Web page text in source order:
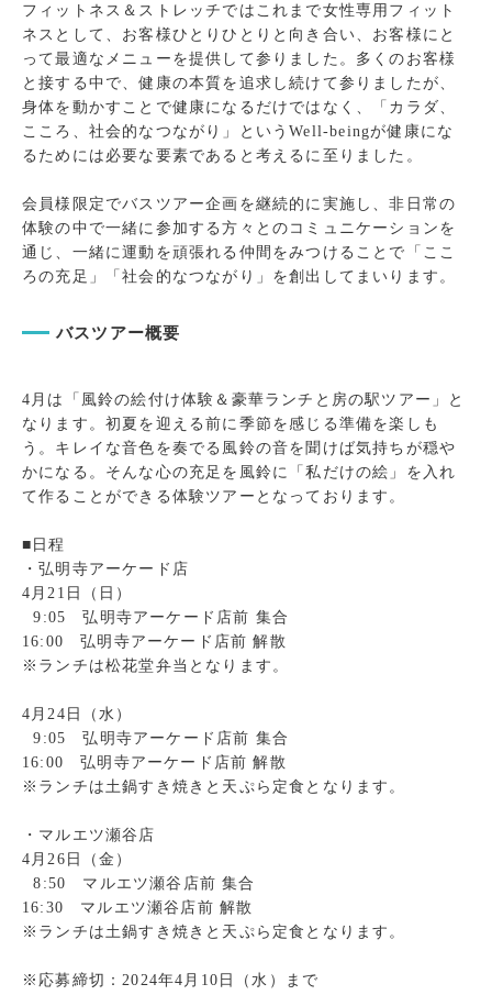
フィットネス＆ストレッチではこれまで女性専用フィット
ネスとして、お客様ひとりひとりと向き合い、お客様にと
って最適なメニューを提供して参りました。多くのお客様
と接する中で、健康の本質を追求し続けて参りましたが、
身体を動かすことで健康になるだけではなく、「カラダ、
こころ、社会的なつながり」というWell-beingが健康にな
るためには必要な要素であると考えるに至りました。
会員様限定でバスツアー企画を継続的に実施し、非日常の
体験の中で一緒に参加する方々とのコミュニケーションを
通じ、一緒に運動を頑張れる仲間をみつけることで「ここ
ろの充足」「社会的なつながり」を創出してまいります。
バスツアー概要
4月は「風鈴の絵付け体験＆豪華ランチと房の駅ツアー」と
なります。初夏を迎える前に季節を感じる準備を楽しも
う。キレイな音色を奏でる風鈴の音を聞けば気持ちが穏や
かになる。そんな心の充足を風鈴に「私だけの絵」を入れ
て作ることができる体験ツアーとなっております。
■日程
・弘明寺アーケード店
4月21日（日）
9:05 弘明寺アーケード店前 集合
16:00 弘明寺アーケード店前 解散
※ランチは松花堂弁当となります。
4月24日（水）
9:05 弘明寺アーケード店前 集合
16:00 弘明寺アーケード店前 解散
※ランチは土鍋すき焼きと天ぷら定食となります。
・マルエツ瀬谷店
4月26日（金）
8:50 マルエツ瀬谷店前 集合
16:30 マルエツ瀬谷店前 解散
※ランチは土鍋すき焼きと天ぷら定食となります。
※応募締切：2024年4月10日（水）まで